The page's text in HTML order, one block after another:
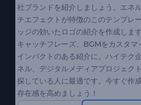
社ブランドを紹介しましょう。エネ
チエフェクトが特徴のこのテンプレ
ッジの効いたロゴの紹介を作成しま
キャッチフレーズ、BGMをカスタマ
インパクトのある紹介に。ハイテク
ネル、デジタルメディアプロジェク
探している人に最適です。今すぐ作
存在感を高めましょう！